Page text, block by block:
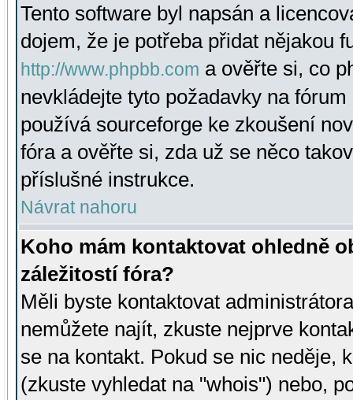
Tento software byl napsán a
dojem, že je potřeba přidat nějakou
http://www.phpbb.com a ověřte si, co
nevkládejte tyto požadavky na
používá sourceforge ke zkoušení
fóra a ověřte si, zda už se něco
příslušné instrukce.
Návrat nahoru
Koho mám kontaktovat ohledně
záležitostí fóra?
Měli byste kontaktovat
nemůžete najít, zkuste nejprve
se na kontakt. Pokud se nic neděje,
(zkuste vyhledat na "whois") nebo,